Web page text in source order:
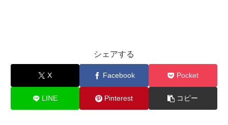
シェアする
X Facebook Pocket
LINE Pinterest コピー